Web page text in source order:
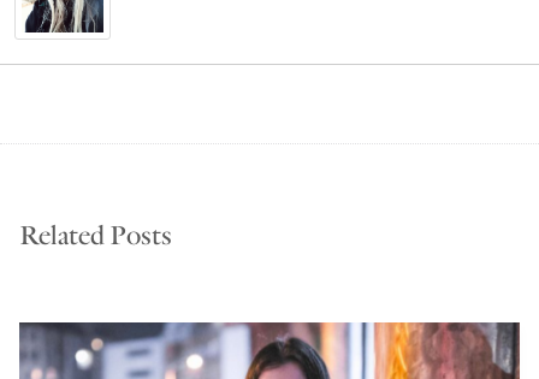
Related Posts